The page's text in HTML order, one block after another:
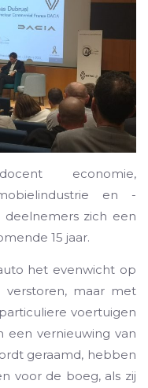
economie,
en -
zich een
15 jaar.
het evenwicht op
verstoren, maar met
voertuigen
een vernieuwing van
geraamd, hebben
voor de boeg, als zij